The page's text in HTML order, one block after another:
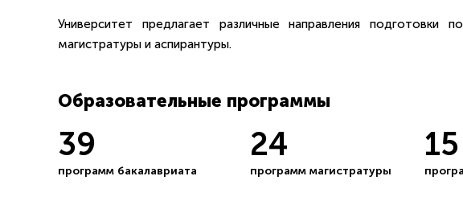
Университет предлагает различные направления подготовки
магистратуры и аспирантуры.
Образовательные программы
39
программ бакалавриата
24
программ магистратуры
15